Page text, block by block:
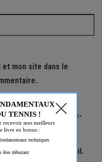
et mon site dans le
commentaires par e-
articles par e-mail.